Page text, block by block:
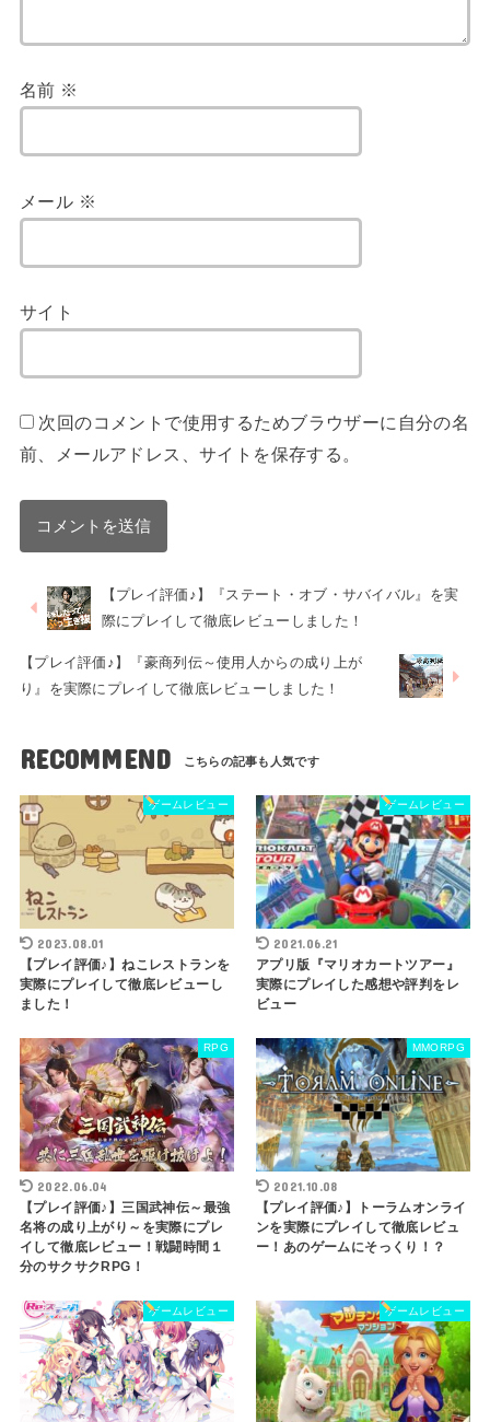
名前 ※
メール ※
サイト
次回のコメントで使用するためブラウザーに自分の名
前、メールアドレス、サイトを保存する。
【プレイ評価♪】『ステート・オブ・サバイバル』を実
際にプレイして徹底レビューしました！
【プレイ評価♪】『豪商列伝～使用人からの成り上が
り』を実際にプレイして徹底レビューしました！
RECOMMEND
ゲームレビュー
2023.08.01
【プレイ評価♪】ねこレストランを
実際にプレイして徹底レビューし
ました！
ゲームレビュー
2021.06.21
アプリ版『マリオカートツアー』
実際にプレイした感想や評判をレ
ビュー
RPG
2022.06.04
【プレイ評価♪】三国武神伝～最強
名将の成り上がり～を実際にプレ
イして徹底レビュー！戦闘時間１
分のサクサクRPG！
MMORPG
2021.10.08
【プレイ評価♪】トーラムオンライ
ンを実際にプレイして徹底レビュ
ー！あのゲームにそっくり！？
ゲームレビュー ゲームレビュー